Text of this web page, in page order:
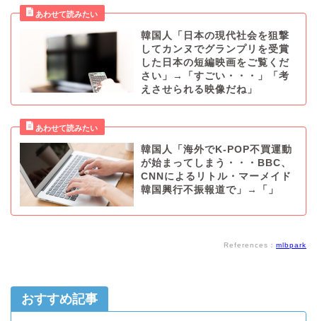
韓国人「日本の現代社会を狙撃
してカンヌでグランプリを受賞
した日本の短編映画をご覧くだ
さい」→「すごい・・・」「考
えさせられる映像だね」
韓国人「海外でK-POP不買運動
が始まってしまう・・・BBC、
CNNによるリトル・マーメイド
韓国興行不振報道で」→「」
References： mlbpark
おすすめ記事